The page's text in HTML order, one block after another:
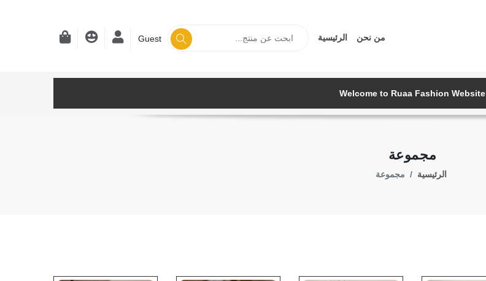
الرئيسية من نحن Guest
Welcome to Ruaa Fashion Website
مجموعة
الرئيسية مجموعة